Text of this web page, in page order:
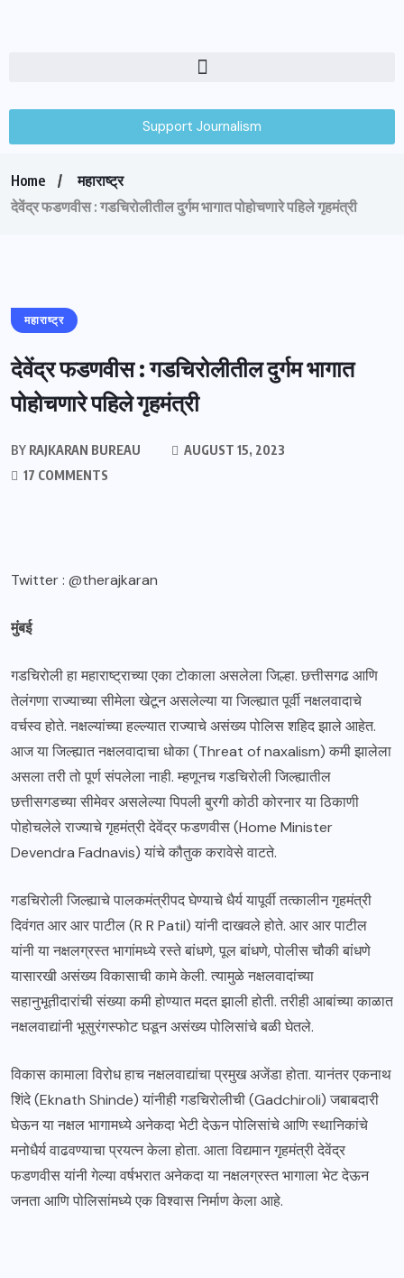
Support Journalism
Home
महाराष्ट्र
देवेंद्र फडणवीस : गडचिरोलीतील दुर्गम भागात पोहोचणारे पहिले गृहमंत्री
महाराष्ट्र
देवेंद्र फडणवीस : गडचिरोलीतील दुर्गम भागात
पोहोचणारे पहिले गृहमंत्री
BY RAJKARAN BUREAU
AUGUST 15, 2023
17 COMMENTS
Twitter : @therajkaran
मुंबई
गडचिरोली हा महाराष्ट्राच्या एका टोकाला असलेला जिल्हा. छत्तीसगढ आणि
तेलंगणा राज्याच्या सीमेला खेटून असलेल्या या जिल्ह्यात पूर्वी नक्षलवादाचे
वर्चस्व होते. नक्षल्यांच्या हल्ल्यात राज्याचे असंख्य पोलिस शहिद झाले आहेत.
आज या जिल्ह्यात नक्षलवादाचा धोका (Threat of naxalism) कमी झालेला
असला तरी तो पूर्ण संपलेला नाही. म्हणूनच गडचिरोली जिल्ह्यातील
छत्तीसगडच्या सीमेवर असलेल्या पिपली बुरगी कोठी कोरनार या ठिकाणी
पोहोचलेले राज्याचे गृहमंत्री देवेंद्र फडणवीस (Home Minister
Devendra Fadnavis) यांचे कौतुक करावेसे वाटते.
गडचिरोली जिल्ह्याचे पालकमंत्रीपद घेण्याचे धैर्य यापूर्वी तत्कालीन गृहमंत्री
दिवंगत आर आर पाटील (R R Patil) यांनी दाखवले होते. आर आर पाटील
यांनी या नक्षलग्रस्त भागांमध्ये रस्ते बांधणे, पूल बांधणे, पोलीस चौकी बांधणे
यासारखी असंख्य विकासाची कामे केली. त्यामुळे नक्षलवादांच्या
सहानुभूतीदारांची संख्या कमी होण्यात मदत झाली होती. तरीही आबांच्या काळात
नक्षलवाद्यांनी भूसुरंगस्फोट घडून असंख्य पोलिसांचे बळी घेतले.
विकास कामाला विरोध हाच नक्षलवाद्यांचा प्रमुख अजेंडा होता. यानंतर एकनाथ
शिंदे (Eknath Shinde) यांनीही गडचिरोलीची (Gadchiroli) जबाबदारी
घेऊन या नक्षल भागामध्ये अनेकदा भेटी देऊन पोलिसांचे आणि स्थानिकांचे
मनोधैर्य वाढवण्याचा प्रयत्न केला होता. आता विद्यमान गृहमंत्री देवेंद्र
फडणवीस यांनी गेल्या वर्षभरात अनेकदा या नक्षलग्रस्त भागाला भेट देऊन
जनता आणि पोलिसांमध्ये एक विश्वास निर्माण केला आहे.